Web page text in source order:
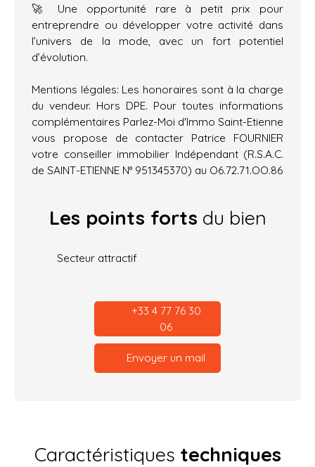
🚀 Une opportunité rare à petit prix pour
entreprendre ou développer votre activité dans
l’univers de la mode, avec un fort potentiel
d’évolution.
Mentions légales: Les honoraires sont à la charge
du vendeur. Hors DPE. Pour toutes informations
complémentaires Parlez-Moi d'Immo Saint-Etienne
vous propose de contacter Patrice FOURNIER
votre conseiller immobilier Indépendant (R.S.A.C.
de SAINT-ETIENNE N° 951345370) au O6.72.71.OO.86
Les points forts du bien
Secteur attractif
+33 4 77 76 30
06
Envoyer un mail
Caractéristiques techniques